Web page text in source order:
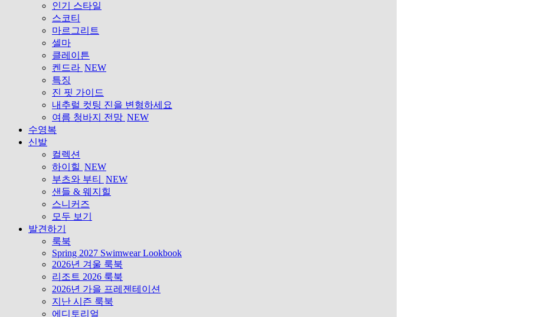
인기 스타일
스코티
마르그리트
셀마
클레이튼
켄드라 NEW
특징
진 핏 가이드
내추럴 컷팅 진을 변형하세요
여름 청바지 전망 NEW
수영복
신발
컬렉션
하이힐 NEW
부츠와 부티
NEW
샌들 & 웨지힐
스니커즈
모두 보기
발견하기
룩북
Spring 2027 Swimwear Lookbook
2026년 겨울 룩북
리조트 2026 룩북
2026년 가을 프레젠테이션
지난 시즌 룩북
에디토리얼